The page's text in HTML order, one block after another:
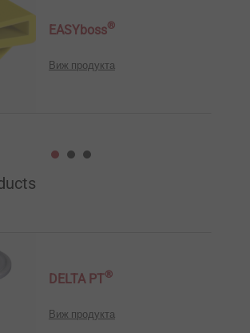
EASYboss®
Виж продукта
DELTA PT®
Виж продукта